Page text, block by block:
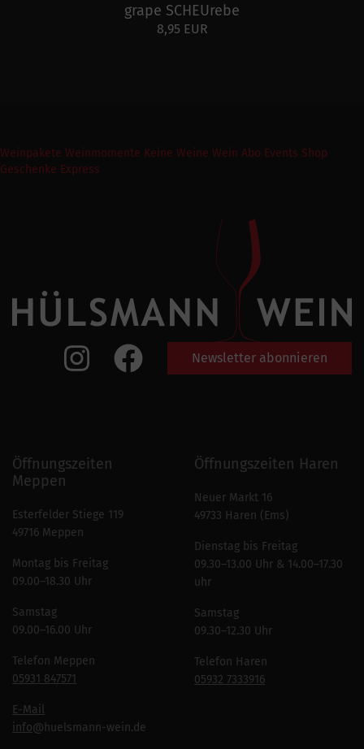
grape SCHEUrebe
8,95 EUR
Weinpakete Weinmomente Keine Weine Wein Abo Events Shop
Geschenke Express
Newsletter abonnieren
Öffnungszeiten
Meppen
Esterfelder Stiege 119
49716 Meppen
Montag bis Freitag
09.00–18.30 Uhr
Samstag
09.00–16.00 Uhr
Telefon Meppen
05931 847571
E-Mail
info@huelsmann-wein.de
Öffnungszeiten Haren
Neuer Markt 16
49733 Haren (Ems)
Dienstag bis Freitag
09.30–13.00 Uhr & 14.00–17.30
uhr
Samstag
09.30–12.30 Uhr
Telefon Haren
05932 7333916